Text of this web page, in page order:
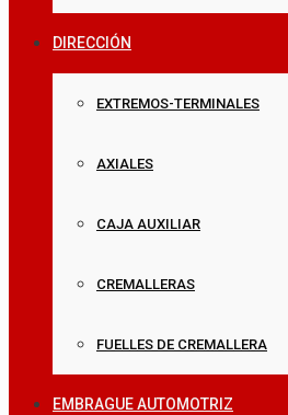
DIRECCIÓN
EXTREMOS-TERMINALES
AXIALES
CAJA AUXILIAR
CREMALLERAS
FUELLES DE CREMALLERA
EMBRAGUE AUTOMOTRIZ